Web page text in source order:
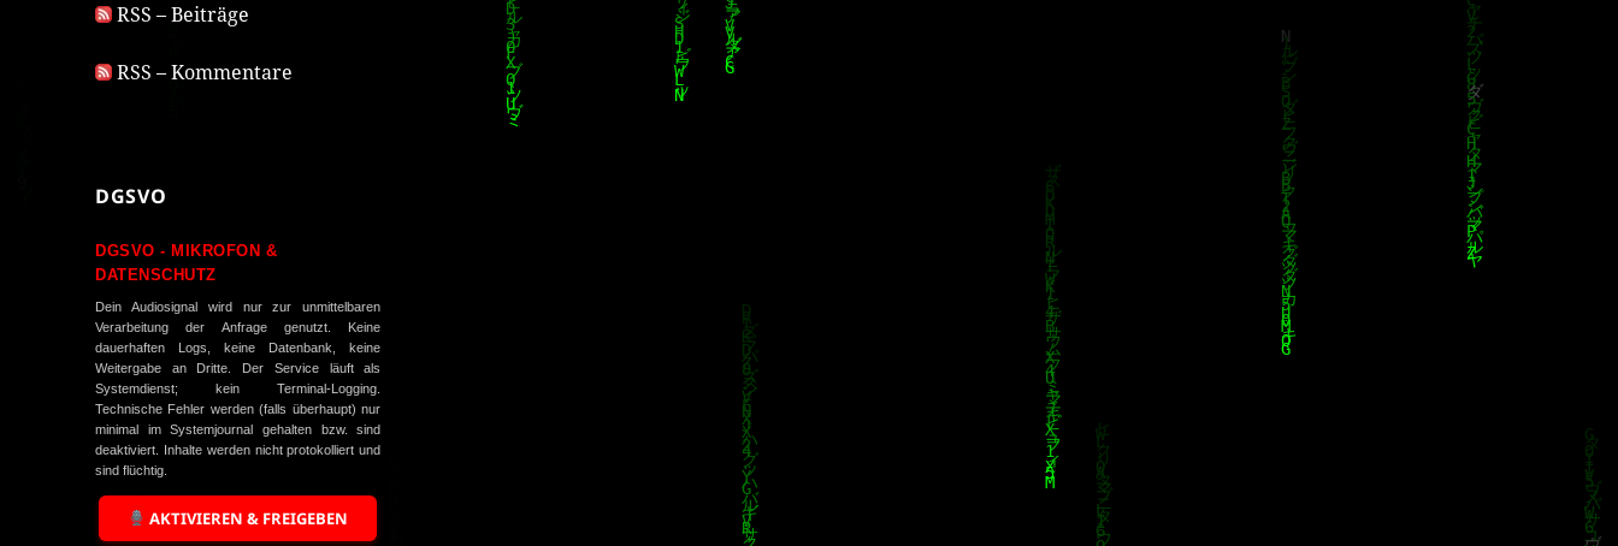
RSS – Beiträge
RSS – Kommentare
DGSVO
DGSVO - MIKROFON &
DATENSCHUTZ
Dein Audiosignal wird nur zur unmittelbaren
Verarbeitung der Anfrage genutzt. Keine
dauerhaften Logs, keine Datenbank, keine
Weitergabe an Dritte. Der Service läuft als
Systemdienst; kein Terminal-Logging.
Technische Fehler werden (falls überhaupt) nur
minimal im Systemjournal gehalten bzw. sind
deaktiviert. Inhalte werden nicht protokolliert und
sind flüchtig.
AKTIVIEREN & FREIGEBEN